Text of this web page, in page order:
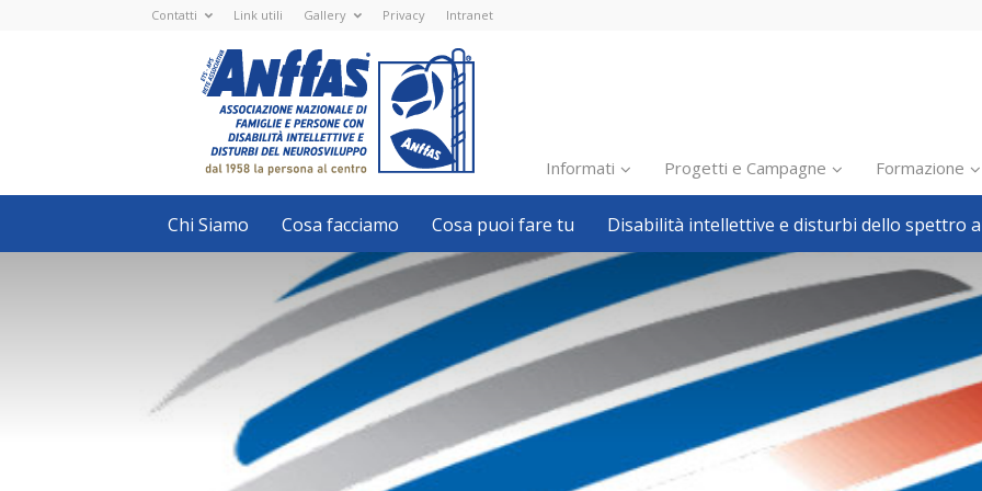
Contatti Link utili Gallery Privacy Intranet
Nazionale
ETS
-
APS
Associazione
Nazionale
di
Famiglie
e
con
disabilità
intellettive
neurosviluppo
Informati
Inclusione scolastica
Inclusione lavorativa
Notizie dalla FISH
Politiche sociali
Sport
Formazione
Avvisi, bandi
Welfare locale
Progetti e Campagne Formazione
Chi Siamo Cosa facciamo Cosa puoi fare tu Disabilità intellettive e disturbi dello spettro